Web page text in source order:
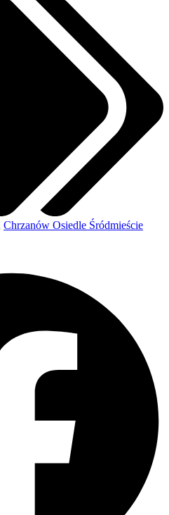
Chrzanów Osiedle Śródmieście